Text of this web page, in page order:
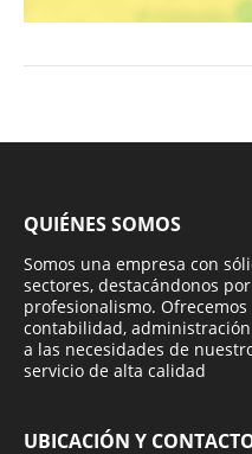
QUIÉNES SOMOS
Somos una empresa con
sectores, destacándonos
profesionalismo.
contabilidad,
a las necesidades de
servicio de alta calidad
UBICACIÓN Y